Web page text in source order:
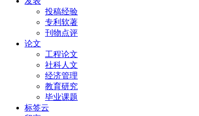
投稿经验
专利软著
刊物点评
论文
工程论文
社科人文
经济管理
教育研究
毕业课题
标签云